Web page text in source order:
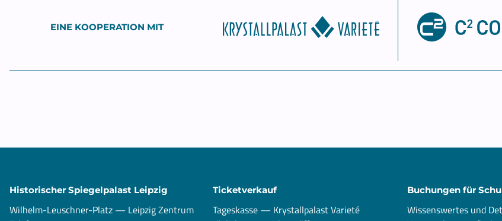
EINE KOOPERATION MIT
Historischer Spiegelpalast Leipzig
Wilhelm-Leuschner-Platz — Leipzig Zentrum
Ticketverkauf
Tageskasse — Krystallpalast Varieté
Buchungen für
Wissenswertes und